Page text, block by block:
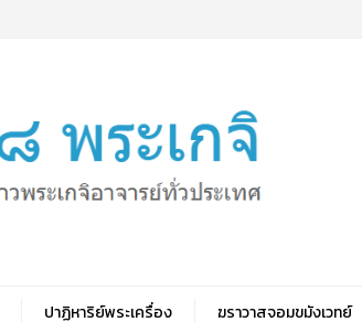
ปาฏิหาริย์พระเครื่อง ฆราวาสจอมขมังเวทย์